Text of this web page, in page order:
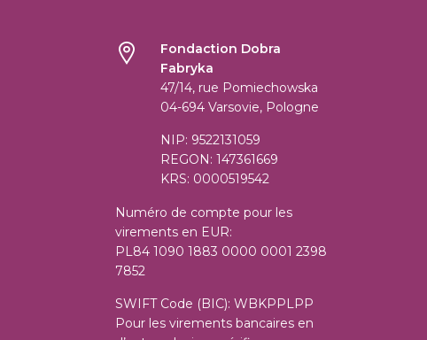
Fondaction Dobra
Fabryka
47/14, rue Pomiechowska
04-694 Varsovie, Pologne
NIP: 9522131059
REGON: 147361669
KRS: 0000519542
Numéro de compte pour les
virements en EUR:
PL84 1090 1883 0000 0001 2398
7852
SWIFT Code (BIC): WBKPPLPP
Pour les virements bancaires en